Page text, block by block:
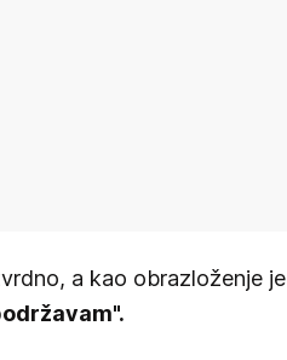
a kao obrazloženje je